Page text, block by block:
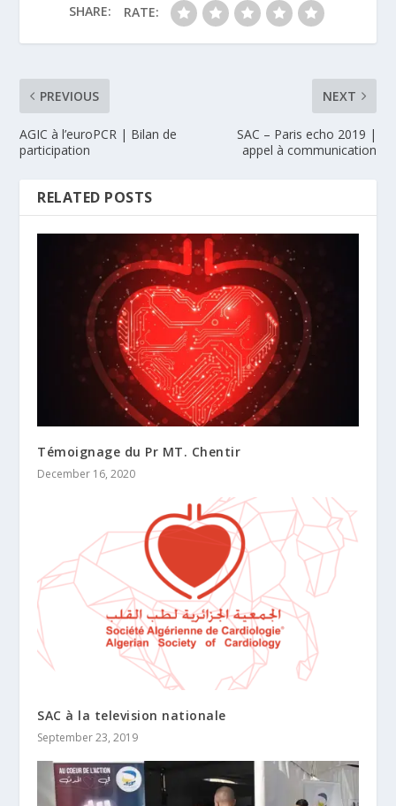
SHARE: RATE:
PREVIOUS
AGIC à l’euroPCR | Bilan de
participation
NEXT
SAC – Paris echo 2019 |
appel à communication
RELATED POSTS
Témoignage du Pr MT. Chentir
December 16, 2020
SAC à la television nationale
September 23, 2019